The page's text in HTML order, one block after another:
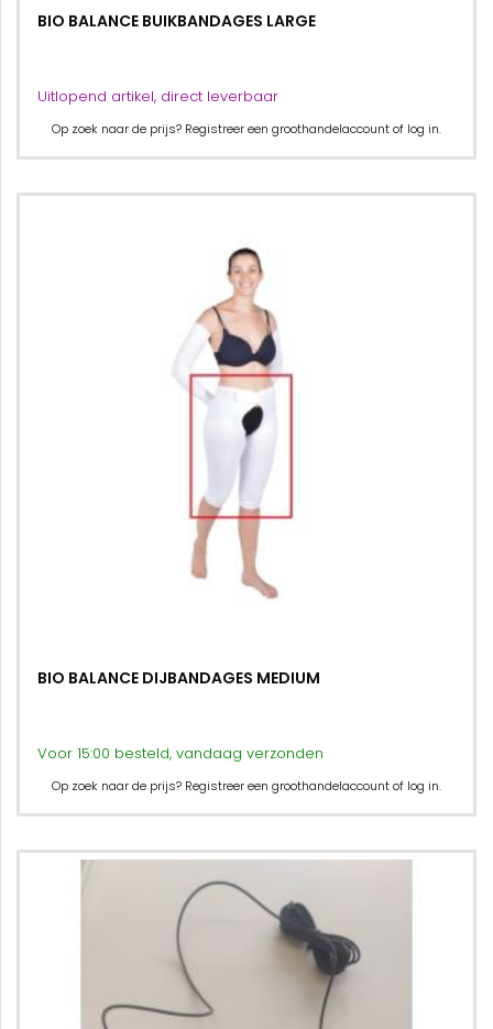
BIO BALANCE BUIKBANDAGES LARGE
Uitlopend artikel, direct leverbaar
Op zoek naar de prijs? Registreer een groothandelaccount of log in.
BIO BALANCE DIJBANDAGES MEDIUM
Voor 15:00 besteld, vandaag verzonden
Op zoek naar de prijs? Registreer een groothandelaccount of log in.